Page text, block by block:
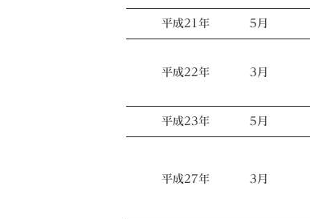
平成21年 5月
平成22年 3月
平成23年 5月
平成27年 3月